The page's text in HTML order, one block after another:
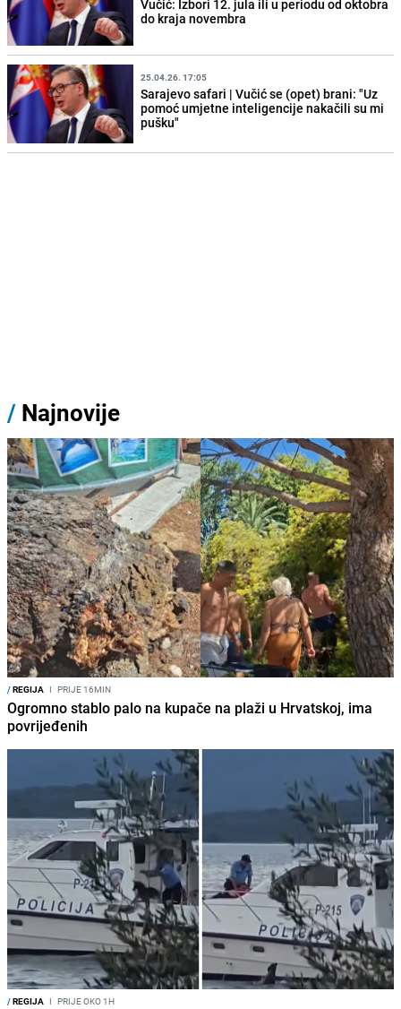
Vučić: Izbori 12. jula ili u periodu od oktobra
do kraja novembra
25.04.26. 17:05
Sarajevo safari | Vučić se (opet) brani: "Uz
pomoć umjetne inteligencije nakačili su mi
pušku"
/ Najnovije
/REGIJA I PRIJE 16MIN
Ogromno stablo palo na kupače na plaži u Hrvatskoj, ima
povrijeđenih
/REGIJA I PRIJE OKO 1H